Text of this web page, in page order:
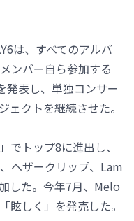
は、すべてのアルバ
ンバー自ら参加する
発表し、単独コンサー
ェクトを継続させた。
でトップ8に進出し、
ヘザークリップ、Lam
した。今年7月、Melo
眩しく」を発売した。